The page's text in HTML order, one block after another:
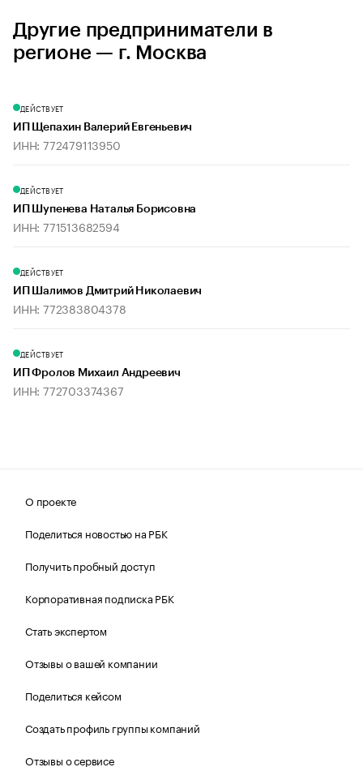
Другие предприниматели в
регионе — г. Москва
ДЕЙСТВУЕТ
ИП Щепахин Валерий Евгеньевич
ИНН: 772479113950
ДЕЙСТВУЕТ
ИП Шупенева Наталья Борисовна
ИНН: 771513682594
ДЕЙСТВУЕТ
ИП Шалимов Дмитрий Николаевич
ИНН: 772383804378
ДЕЙСТВУЕТ
ИП Фролов Михаил Андреевич
ИНН: 772703374367
О проекте
Поделиться новостью на РБК
Получить пробный доступ
Корпоративная подписка РБК
Стать экспертом
Отзывы о вашей компании
Поделиться кейсом
Создать профиль группы компаний
Отзывы о сервисе